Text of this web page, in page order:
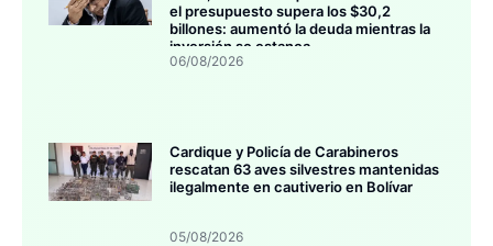
el presupuesto supera los $30,2
billones: aumentó la deuda mientras la
inversión se estanca
06/08/2026
Cardique y Policía de Carabineros
rescatan 63 aves silvestres mantenidas
ilegalmente en cautiverio en Bolívar
05/08/2026